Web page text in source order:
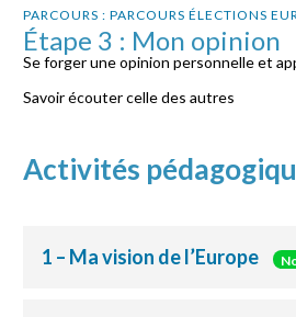
PARCOURS : PARCOURS ÉLECTIONS
Étape 3 : Mon opinion
Se forger une opinion personnelle et
Savoir écouter celle des autres
Activités
1 – Ma vision de l’Europe